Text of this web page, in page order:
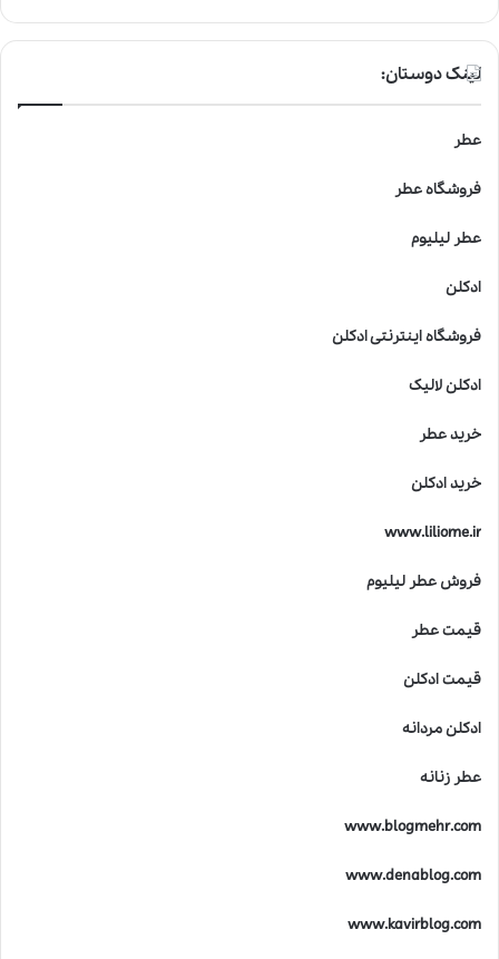
لینک دوستان:
عطر
فروشگاه عطر
عطر لیلیوم
ادکلن
فروشگاه اینترنتی ادکلن
ادکلن لالیک
خرید عطر
خرید ادکلن
www.liliome.ir
فروش عطر لیلیوم
قیمت عطر
قیمت ادکلن
ادکلن مردانه
عطر زنانه
www.blogmehr.com
www.denablog.com
www.kavirblog.com